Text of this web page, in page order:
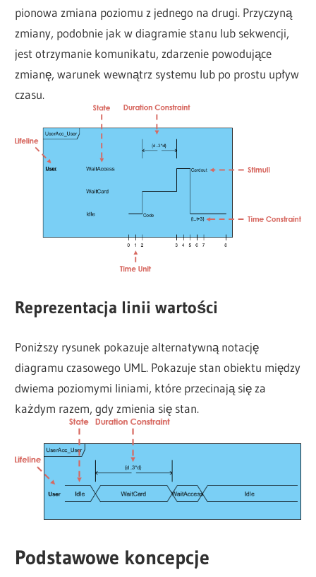
pionowa zmiana poziomu z jednego na drugi. Przyczyną
zmiany, podobnie jak w diagramie stanu lub sekwencji,
jest otrzymanie komunikatu, zdarzenie powodujące
zmianę, warunek wewnątrz systemu lub po prostu upływ
czasu.
Reprezentacja linii wartości
Poniższy rysunek pokazuje alternatywną notację
diagramu czasowego UML. Pokazuje stan obiektu między
dwiema poziomymi liniami, które przecinają się za
każdym razem, gdy zmienia się stan.
Podstawowe koncepcje